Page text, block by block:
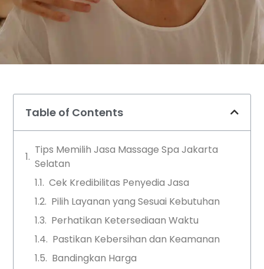
Table of Contents
Tips Memilih Jasa Massage Spa Jakarta
Selatan
Cek Kredibilitas Penyedia Jasa
Pilih Layanan yang Sesuai Kebutuhan
Perhatikan Ketersediaan Waktu
Pastikan Kebersihan dan Keamanan
Bandingkan Harga